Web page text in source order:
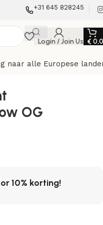
+31 645 828245
Login / Join Us €
naar alle Europese
OG
10% korting!